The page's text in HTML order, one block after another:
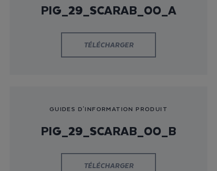
PIG_29_SCARAB_00_A
TÉLÉCHARGER
GUIDES D'INFORMATION PRODUIT
PIG_29_SCARAB_00_B
TÉLÉCHARGER